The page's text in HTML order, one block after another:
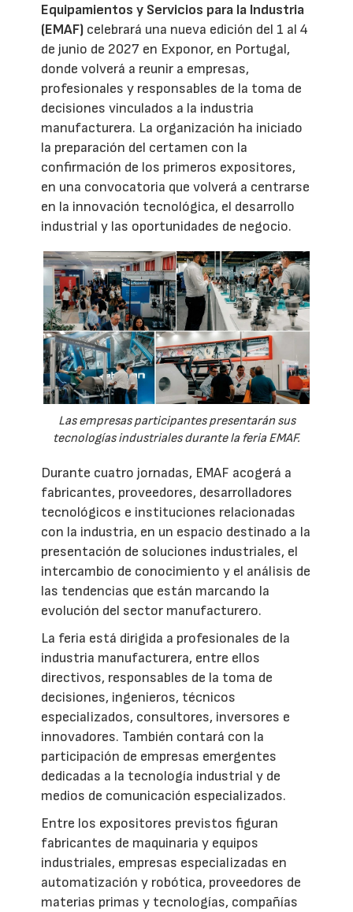
Equipamientos y Servicios para la Industria
(EMAF) celebrará una nueva edición del 1 al 4
de junio de 2027 en Exponor, en Portugal,
donde volverá a reunir a empresas,
profesionales y responsables de la toma de
decisiones vinculados a la industria
manufacturera. La organización ha iniciado
la preparación del certamen con la
confirmación de los primeros expositores,
en una convocatoria que volverá a centrarse
en la innovación tecnológica, el desarrollo
industrial y las oportunidades de negocio.
Las empresas participantes presentarán sus
tecnologías industriales durante la feria EMAF.
Durante cuatro jornadas, EMAF acogerá a
fabricantes, proveedores, desarrolladores
tecnológicos e instituciones relacionadas
con la industria, en un espacio destinado a la
presentación de soluciones industriales, el
intercambio de conocimiento y el análisis de
las tendencias que están marcando la
evolución del sector manufacturero.
La feria está dirigida a profesionales de la
industria manufacturera, entre ellos
directivos, responsables de la toma de
decisiones, ingenieros, técnicos
especializados, consultores, inversores e
innovadores. También contará con la
participación de empresas emergentes
dedicadas a la tecnología industrial y de
medios de comunicación especializados.
Entre los expositores previstos figuran
fabricantes de maquinaria y equipos
industriales, empresas especializadas en
automatización y robótica, proveedores de
materias primas y tecnologías, compañías